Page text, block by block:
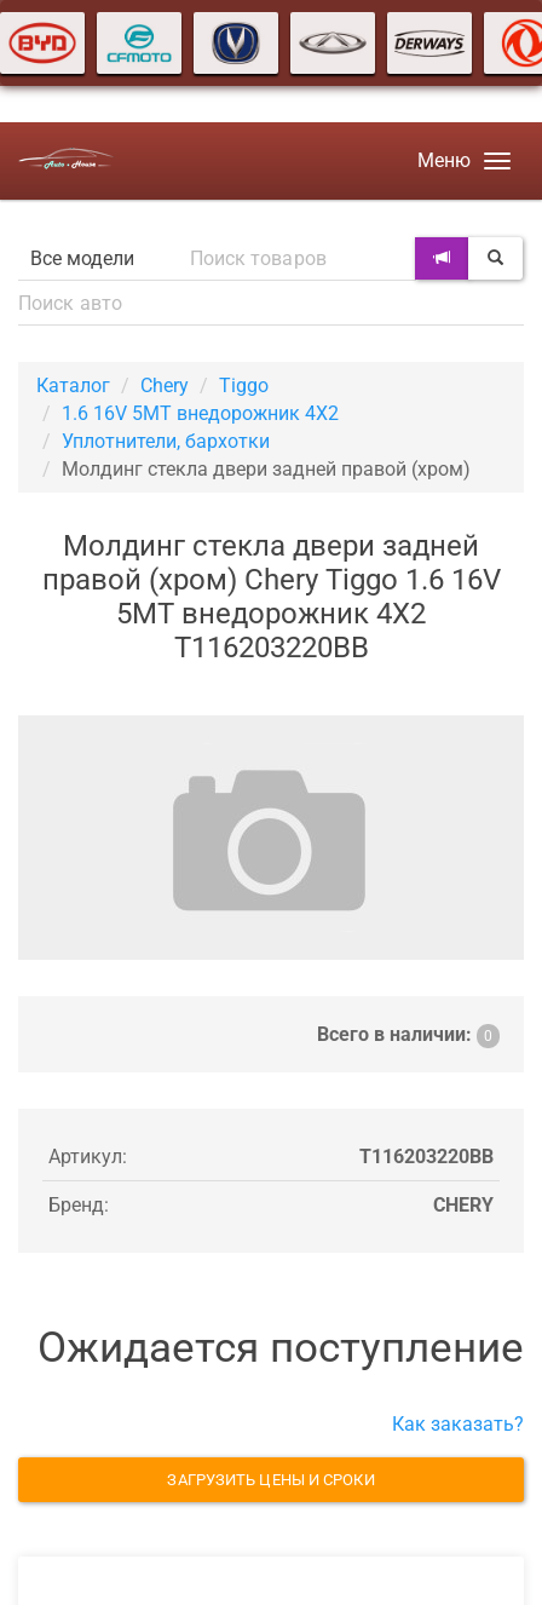
Меню
Каталог Chery
Tiggo
1.6 16V 5MT внедорожник 4X2
Уплотнители, бархотки
Молдинг стекла двери задней правой (хром)
Молдинг стекла двери задней
правой (хром) Chery Tiggo 1.6 16V
5MT внедорожник 4X2
T116203220BB
Всего в наличии: 0
Артикул: T116203220BB
Бренд: CHERY
Ожидается поступление
Как заказать?
ЗАГРУЗИТЬ ЦЕНЫ И СРОКИ